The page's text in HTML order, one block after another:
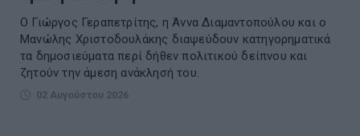
Ο Γιώργος Γεραπετρίτης, η Άννα Διαμαντοπούλου και ο
Μανώλης Χριστοδουλάκης διαψεύδουν κατηγορηματικά
τα δημοσιεύματα περί δήθεν πολιτικού δείπνου και
ζητούν την άμεση ανάκλησή του.
02 Αυγούστου 2026